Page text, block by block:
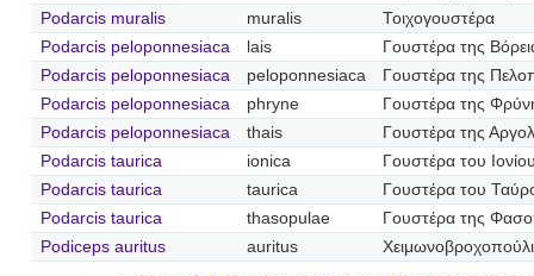
Podarcis muralis
muralis
Τοιχογουστέρα
Podarcis peloponnesiaca
lais
Γουστέρα της
Podarcis peloponnesiaca
peloponnesiaca
Γουστέρα της
Podarcis peloponnesiaca
phryne
Γουστέρα της
Podarcis peloponnesiaca
thais
Γουστέρα της
Podarcis taurica
ionica
Γουστέρα του
Podarcis taurica
taurica
Γουστέρα του
Podarcis taurica
thasopulae
Γουστέρα της
Podiceps auritus
auritus Χειμωνοβροχοπούλι